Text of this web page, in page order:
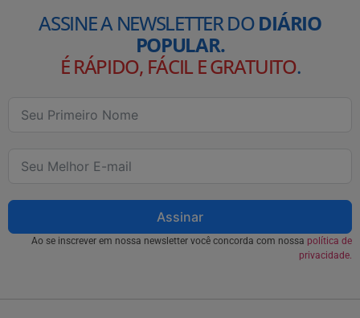
ASSINE A NEWSLETTER DODIÁRIO
POPULAR.
É RÁPIDO, FÁCIL E GRATUITO.
Assinar
Ao se inscrever em nossa newsletter você concorda com nossa política de
privacidade.